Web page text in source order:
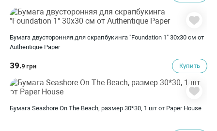
Бумага двусторонняя для скрапбукинга "Foundation 1" 30х30 см от
Authentique Paper
39.9 грн Купить
Бумага Seashore On The Beach, размер 30*30, 1 шт от Paper House